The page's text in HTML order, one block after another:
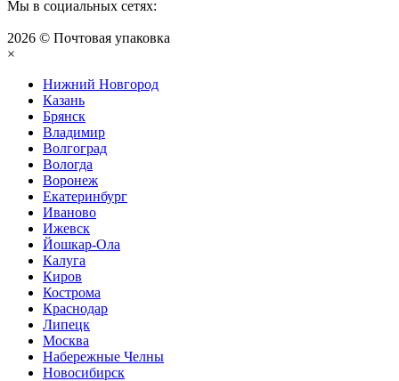
Мы в социальных сетях:
2026 © Почтовая упаковка
×
Нижний Нoвгород
Казань
Брянск
Владимир
Волгоград
Вологда
Воронеж
Екатеринбург
Иваново
Ижевск
Йошкар-Ола
Калуга
Киров
Кострома
Краснодар
Липецк
Москва
Набережные Челны
Новосибирск